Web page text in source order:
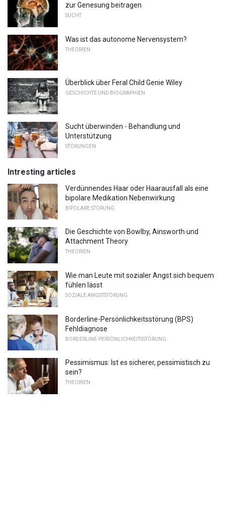
zur Genesung beitragen
SUCHT
Was ist das autonome Nervensystem?
THEORIEN
Überblick über Feral Child Genie Wiley
GESCHICHTE UND BIOGRAPHIEN
Sucht überwinden - Behandlung und
Unterstützung
STÖRUNGEN
Intresting articles
Verdünnendes Haar oder Haarausfall als eine
bipolare Medikation Nebenwirkung
BIPOLARE STÖRUNG
Die Geschichte von Bowlby, Ainsworth und
Attachment Theory
THEORIEN
Wie man Leute mit sozialer Angst sich bequem
fühlen lässt
SOZIALE ANGSTSTÖRUNG
Borderline-Persönlichkeitsstörung (BPS)
Fehldiagnose
BORDERLINE-PERSÖNLICHKEITSSTÖRUNG
Pessimismus: Ist es sicherer, pessimistisch zu
sein?
THEORIEN